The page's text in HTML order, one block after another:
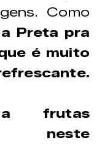
Como
Preta pra
é muito
frutas
neste